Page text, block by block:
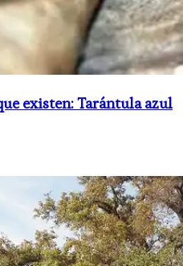
existen: Tarántula azul